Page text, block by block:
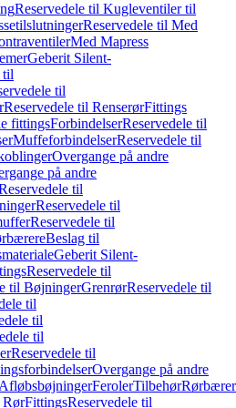
Reservedele til Kugleventiler til
Reservedele til Med
Med Mapress
Geberit Silent-
til
til
Reservedele til RenserørFittings
fittingsForbindelserReservedele til
MuffeforbindelserReservedele til
Overgange på andre
på andre
til
Reservedele til
Reservedele til
Beslag til
Geberit Silent-
Reservedele til
til BøjningerGrenrørReservedele til
til
til
til
Reservedele til
Overgange på andre
FerolerTilbehør
RørFittingsReservedele til